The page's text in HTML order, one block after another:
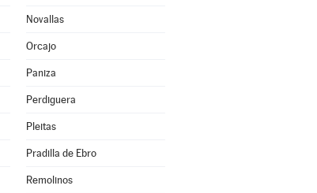
Novallas
Orcajo
Paniza
Perdiguera
Pleitas
Pradilla de Ebro
Remolinos